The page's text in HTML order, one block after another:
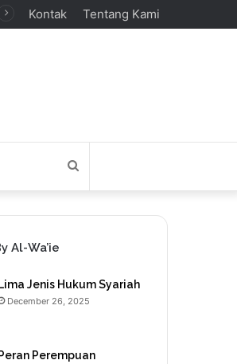
Kontak Tentang Kami
for
Al-Wa’ie
Lima Jenis Hukum Syariah
December 26, 2025
Peran Perempuan